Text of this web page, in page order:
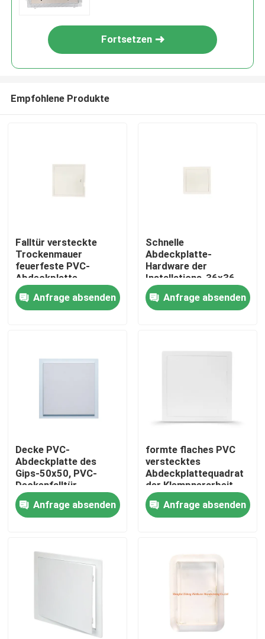
Haus
Qualitätskontrolle
Treten Sie mit uns in Verbindung
Fordern Sie ein Zitat
Aluminiumabdeckplatte
Trockenmauerzusätze
Fortsetzen
Empfohlene Produkte
Falltür versteckte
Trockenmauer
feuerfeste PVC-
Abdeckplatte
Anfrage absenden
Schnelle
Abdeckplatte-
Hardware der
Installations-36x36
Anfrage absenden
Decke PVC-
Abdeckplatte des
Gips-50x50, PVC-
Deckenfalltür
Anfrage absenden
formte flaches PVC
verstecktes
Abdeckplattequadrat
der Klempnerarbeit-
20x20
Anfrage absenden